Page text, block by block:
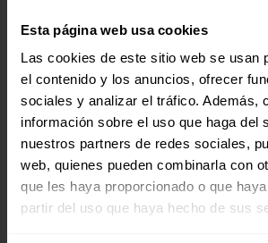
Esta página web usa cookies
Las cookies de este sitio web se usan
el contenido y los anuncios, ofrecer
sociales y analizar el tráfico. Además,
información sobre el uso que haga del
nuestros partners de redes sociales,
web, quienes pueden combinarla con
que les haya proporcionado o que
partir del uso que haya hecho de sus
Si alguien tiene alguno de esos colchones
opinion.
Gracias!
Mostrando 0 respuestas a los debates
Respuesta a: Dudas entre dos flex
Tu información: